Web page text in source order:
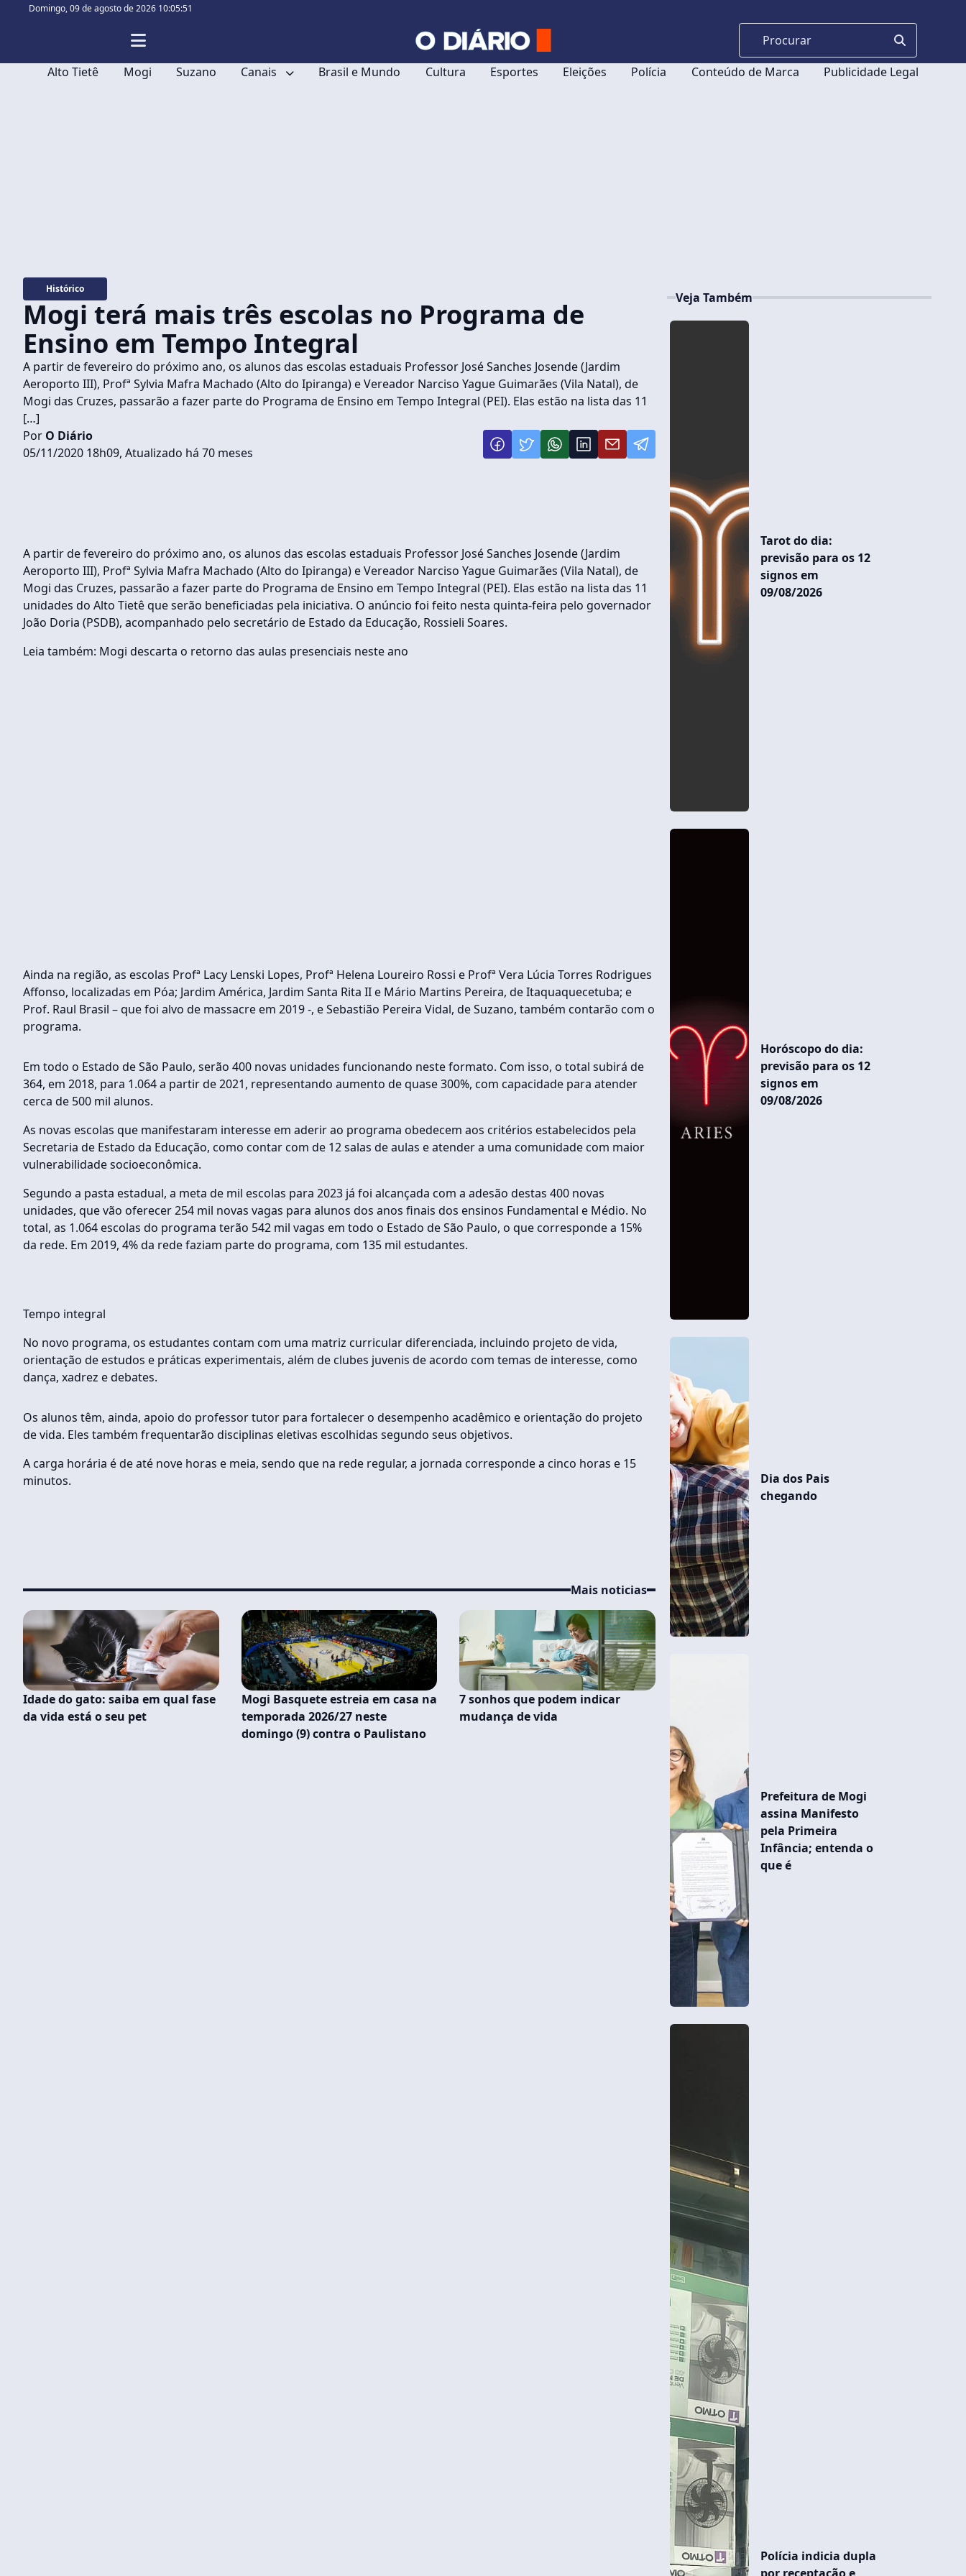
Domingo,09 de agosto de 2026 10:05:52
Alto Tietê Mogi Suzano Canais Brasil e Mundo Cultura Esportes Eleições Polícia Conteúdo de Marca Publicidade Legal
Histórico
Mogi terá mais três escolas no Programa de
Ensino em Tempo Integral
A partir de fevereiro do próximo ano, os alunos das escolas estaduais Professor José Sanches Josende (Jardim
Aeroporto III), Profª Sylvia Mafra Machado (Alto do Ipiranga) e Vereador Narciso Yague Guimarães (Vila Natal), de
Mogi das Cruzes, passarão a fazer parte do Programa de Ensino em Tempo Integral (PEI). Elas estão na lista das 11
[…]
Por O Diário
05/11/2020 18h09, Atualizado há 70 meses
A partir de fevereiro do próximo ano, os alunos das escolas estaduais Professor José Sanches Josende (Jardim
Aeroporto III), Profª Sylvia Mafra Machado (Alto do Ipiranga) e Vereador Narciso Yague Guimarães (Vila Natal), de
Mogi das Cruzes, passarão a fazer parte do Programa de Ensino em Tempo Integral (PEI). Elas estão na lista das 11
unidades do Alto Tietê que serão beneficiadas pela iniciativa. O anúncio foi feito nesta quinta-feira pelo governador
João Doria (PSDB), acompanhado pelo secretário de Estado da Educação, Rossieli Soares.
Leia também: Mogi descarta o retorno das aulas presenciais neste ano
Ainda na região, as escolas Profª Lacy Lenski Lopes, Profª Helena Loureiro Rossi e Profª Vera Lúcia Torres Rodrigues
Affonso, localizadas em Póa; Jardim América, Jardim Santa Rita II e Mário Martins Pereira, de Itaquaquecetuba; e
Prof. Raul Brasil – que foi alvo de massacre em 2019 -, e Sebastião Pereira Vidal, de Suzano, também contarão com o
programa.
Em todo o Estado de São Paulo, serão 400 novas unidades funcionando neste formato. Com isso, o total subirá de
364, em 2018, para 1.064 a partir de 2021, representando aumento de quase 300%, com capacidade para atender
cerca de 500 mil alunos.
As novas escolas que manifestaram interesse em aderir ao programa obedecem aos critérios estabelecidos pela
Secretaria de Estado da Educação, como contar com de 12 salas de aulas e atender a uma comunidade com maior
vulnerabilidade socioeconômica.
Segundo a pasta estadual, a meta de mil escolas para 2023 já foi alcançada com a adesão destas 400 novas
unidades, que vão oferecer 254 mil novas vagas para alunos dos anos finais dos ensinos Fundamental e Médio. No
total, as 1.064 escolas do programa terão 542 mil vagas em todo o Estado de São Paulo, o que corresponde a 15%
da rede. Em 2019, 4% da rede faziam parte do programa, com 135 mil estudantes.
Tempo integral
No novo programa, os estudantes contam com uma matriz curricular diferenciada, incluindo projeto de vida,
orientação de estudos e práticas experimentais, além de clubes juvenis de acordo com temas de interesse, como
dança, xadrez e debates.
Os alunos têm, ainda, apoio do professor tutor para fortalecer o desempenho acadêmico e orientação do projeto
de vida. Eles também frequentarão disciplinas eletivas escolhidas segundo seus objetivos.
A carga horária é de até nove horas e meia, sendo que na rede regular, a jornada corresponde a cinco horas e 15
minutos.
Mais noticias
Idade do gato: saiba em qual fase
da vida está o seu pet
Mogi Basquete estreia em casa na
temporada 2026/27 neste
domingo (9) contra o Paulistano
7 sonhos que podem indicar
mudança de vida
Veja Também
Tarot do dia:
previsão para os 12
signos em
09/08/2026
Horóscopo do dia:
previsão para os 12
signos em
09/08/2026
Dia dos Pais
chegando
Prefeitura de Mogi
assina Manifesto
pela Primeira
Infância; entenda o
que é
Polícia indicia dupla